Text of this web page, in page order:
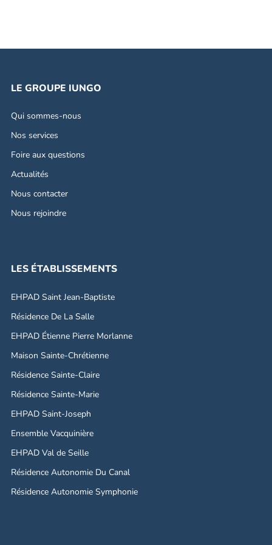
LE GROUPE IUNGO
Qui sommes-nous
Nos services
Foire aux questions
Actualités
Nous contacter
Nous rejoindre
LES ÉTABLISSEMENTS
EHPAD Saint Jean-Baptiste
Résidence De La Salle
EHPAD Étienne Pierre Morlanne
Maison Sainte-Chrétienne
Résidence Sainte-Claire
Résidence Sainte-Marie
EHPAD Saint-Joseph
Ensemble Vacquinière
EHPAD Val de Seille
Résidence Autonomie Du Canal
Résidence Autonomie Symphonie